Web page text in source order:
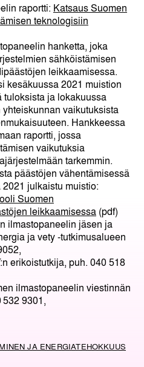
raportti: Katsaus Suomen
teknologisiin
hanketta, joka
sähköistämisen
leikkaamisessa.
kesäkuussa 2021 muistion
tuloksista ja lokakuussa
vaikutuksista
Hankkeessa
raportti, jossa
vaikutuksia
tarkemmin.
päästöjen vähentämisessä
julkaistu muistio:
Suomen
leikkaamisessa (pdf)
ilmastopaneelin jäsen ja
ja vety -tutkimusalueen
erikoistutkija, puh. 040 518
ilmastopaneelin viestinnän
9301,
JA ENERGIATEHOKKUUS